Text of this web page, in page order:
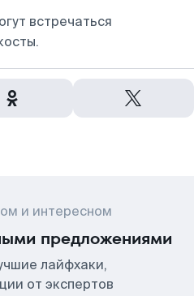
встречаться
и интересном
предложениями
лайфхаки,
от экспертов